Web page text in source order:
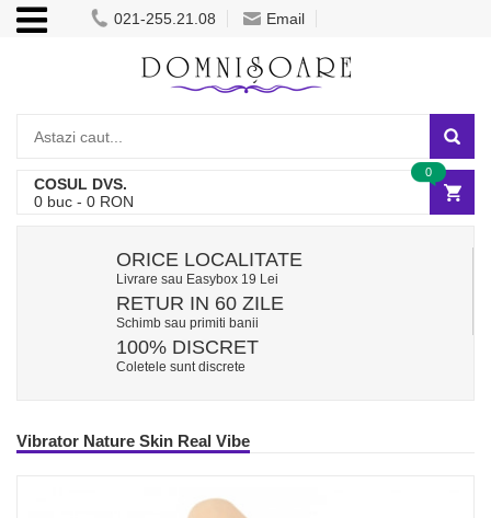
021-255.21.08 Email
COSUL DVS.
0 buc - 0 RON
0
ORICE LOCALITATE
Livrare sau Easybox 19 Lei
RETUR IN 60 ZILE
Schimb sau primiti banii
100% DISCRET
Coletele sunt discrete
Vibrator Nature Skin Real Vibe